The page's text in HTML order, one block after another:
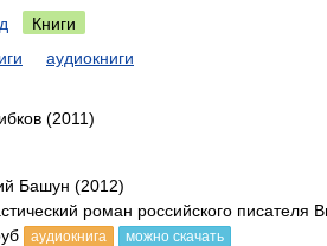
Книги
аудиокниги
(2011)
Башун (2012)
роман российского писателя
аудиокнига можно скачать